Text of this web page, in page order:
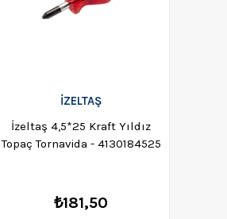
İZELTAŞ
İzeltaş 4,5*25 Kraft Yıldız
Topaç Tornavida - 4130184525
₺181,50